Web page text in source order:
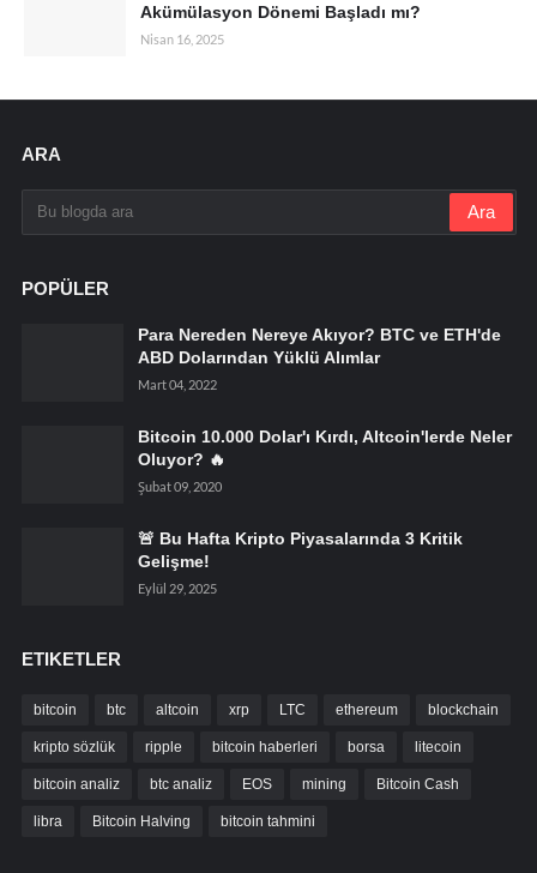
Akümülasyon Dönemi Başladı mı?
Nisan 16, 2025
ARA
POPÜLER
Para Nereden Nereye Akıyor? BTC ve ETH'de
ABD Dolarından Yüklü Alımlar
Mart 04, 2022
Bitcoin 10.000 Dolar'ı Kırdı, Altcoin'lerde Neler
Oluyor? 🔥
Şubat 09, 2020
🚨 Bu Hafta Kripto Piyasalarında 3 Kritik
Gelişme!
Eylül 29, 2025
ETIKETLER
bitcoin btc altcoin xrp LTC ethereum blockchain
kripto sözlük ripple bitcoin haberleri borsa litecoin
bitcoin analiz btc analiz EOS mining Bitcoin Cash
libra Bitcoin Halving bitcoin tahmini